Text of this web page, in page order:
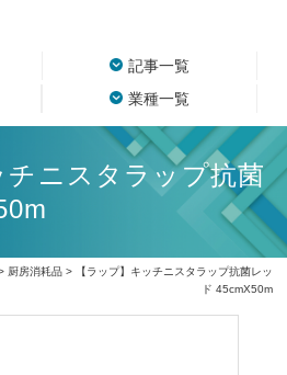
記事一覧
業種一覧
チニスタラップ抗菌
厨房消耗品> 【ラップ】キッチニスタラップ抗菌レッ
ド 45cmX50m